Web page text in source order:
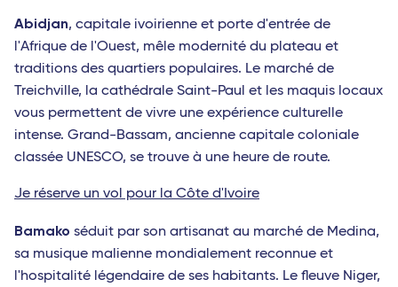
Abidjan, capitale ivoirienne et porte d'entrée de
l'Afrique de l'Ouest, mêle modernité du plateau et
traditions des quartiers populaires. Le marché de
Treichville, la cathédrale Saint-Paul et les maquis locaux
vous permettent de vivre une expérience culturelle
intense. Grand-Bassam, ancienne capitale coloniale
classée UNESCO, se trouve à une heure de route.
Je réserve un vol pour la Côte d'Ivoire
Bamako séduit par son artisanat au marché de Medina,
sa musique malienne mondialement reconnue et
l'hospitalité légendaire de ses habitants. Le fleuve Niger,